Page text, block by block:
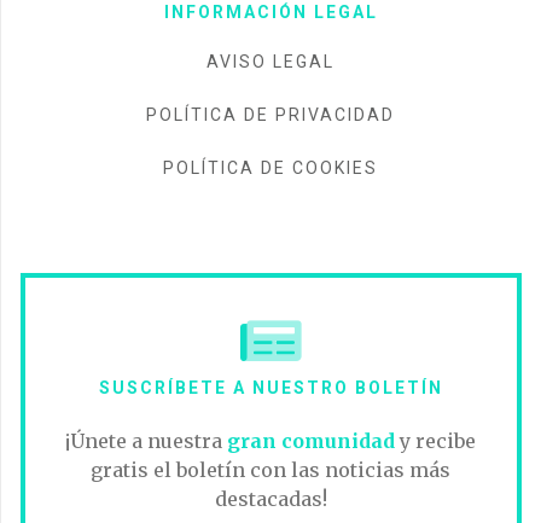
INFORMACIÓN LEGAL
AVISO LEGAL
POLÍTICA DE PRIVACIDAD
POLÍTICA DE COOKIES
SUSCRÍBETE A NUESTRO BOLETÍN
¡Únete a nuestra gran comunidad y recibe
gratis el boletín con las noticias más
destacadas!